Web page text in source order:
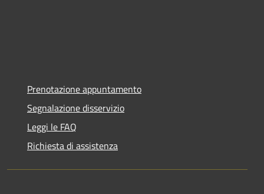
Prenotazione appuntamento
Segnalazione disservizio
Leggi le FAQ
Richiesta di assistenza